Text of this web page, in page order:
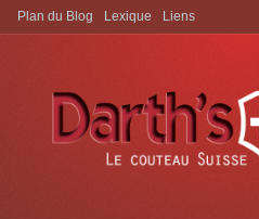
Plan du Blog Lexique Liens